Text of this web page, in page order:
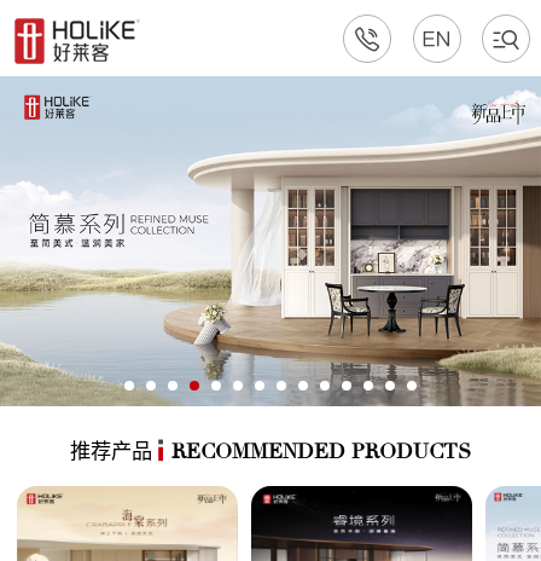
推荐产品 RECOMMENDED PRODUCTS